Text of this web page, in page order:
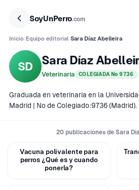
SoyUnPerro.com
Inicio›Equipo editorial›Sara Díaz Abelleira
SD Sara Díaz
Veterinaria COLEGIADA Nº 9736
Graduada en veterinaria en la
Madrid | Nº de Colegiado:9736 (Madrid).
20 publicaciones de Sara
CUIDADOS
Vacuna polivalente para
perros ¿Qué es y cuando
ponerla?